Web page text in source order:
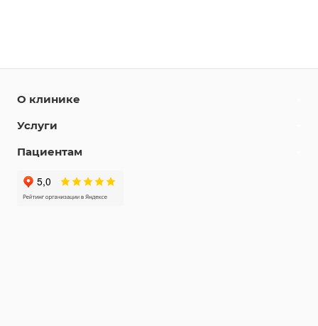
О клинике
Услуги
Пациентам